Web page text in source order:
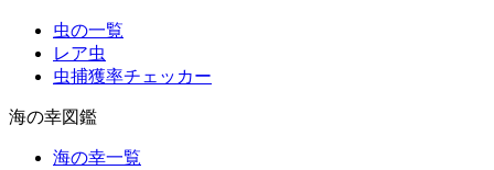
虫の一覧
レア虫
虫捕獲率チェッカー
海の幸図鑑
海の幸一覧